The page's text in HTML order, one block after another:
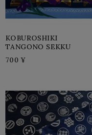
KOBUROSHIKI
TANGONO SEKKU
700 ¥